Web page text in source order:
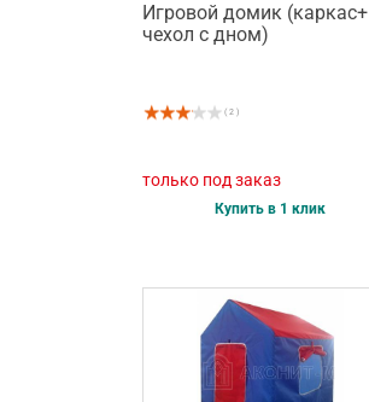
Игровой домик (каркас+
чехол с дном)
( 2 )
только под заказ
Купить в 1 клик